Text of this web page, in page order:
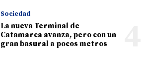
Sociedad
La nueva Terminal de
Catamarca avanza, pero con un
gran basural a pocos metros